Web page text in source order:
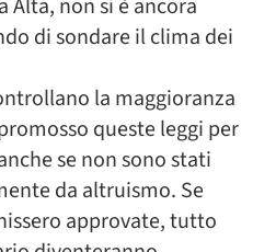
Alta, non si è ancora
di sondare il clima dei
la maggioranza
queste leggi per
se non sono stati
da altruismo. Se
approvate, tutto